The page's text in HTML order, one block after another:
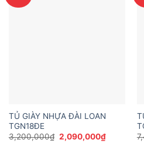
TỦ GIÀY NHỰA ĐÀI LOAN
TGN18ĐE
3,200,000₫ Giá
gốc
2,090,000₫Giá
hiện